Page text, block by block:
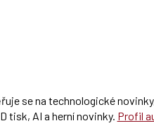
se na technologické
tisk, AI a herní novinky. Profil